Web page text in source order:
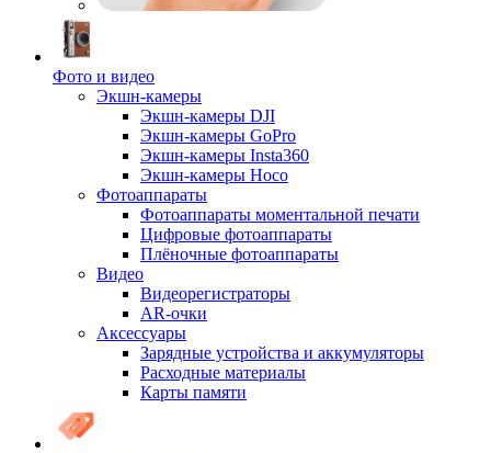
Фото и видео
Экшн-камеры
Экшн-камеры DJI
Экшн-камеры GoPro
Экшн-камеры Insta360
Экшн-камеры Hoco
Фотоаппараты
Фотоаппараты моментальной печати
Цифровые фотоаппараты
Плёночные фотоаппараты
Видео
Видеорегистраторы
AR-очки
Аксессуары
Зарядные устройства и аккумуляторы
Расходные материалы
Карты памяти